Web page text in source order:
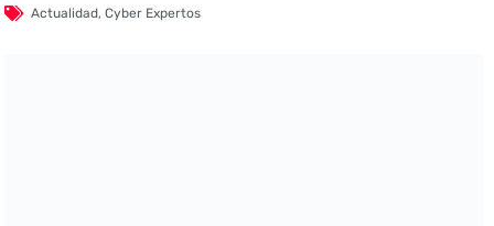
Actualidad,Cyber Expertos